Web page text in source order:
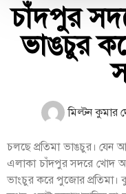
চাঁদপুর
ভাঙচুর
মিল্টন কুমার
চলছে প্রতিমা ভাঙচুর। যেন
এলাকা চাঁদপুর সদরে খোদ
ভাংচুর করে পুজোর প্রতিমা।